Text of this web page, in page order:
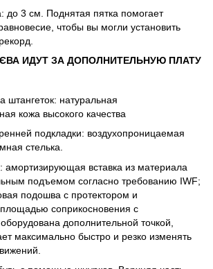
до 3 см. Поднятая пятка помогает
чтобы вы могли установить
ИДУТ ЗА ДОПОЛНИТЕЛЬНУЮ ПЛАТУ
штангеток: натуральная
кожа высокого качества
подкладки: воздухопроницаемая
стелька.
амортизирующая вставка из материала
подъемом согласно требованию IWF;
подошва с протектором и
соприкосновения с
дополнительной точкой,
максимально быстро и резко изменять